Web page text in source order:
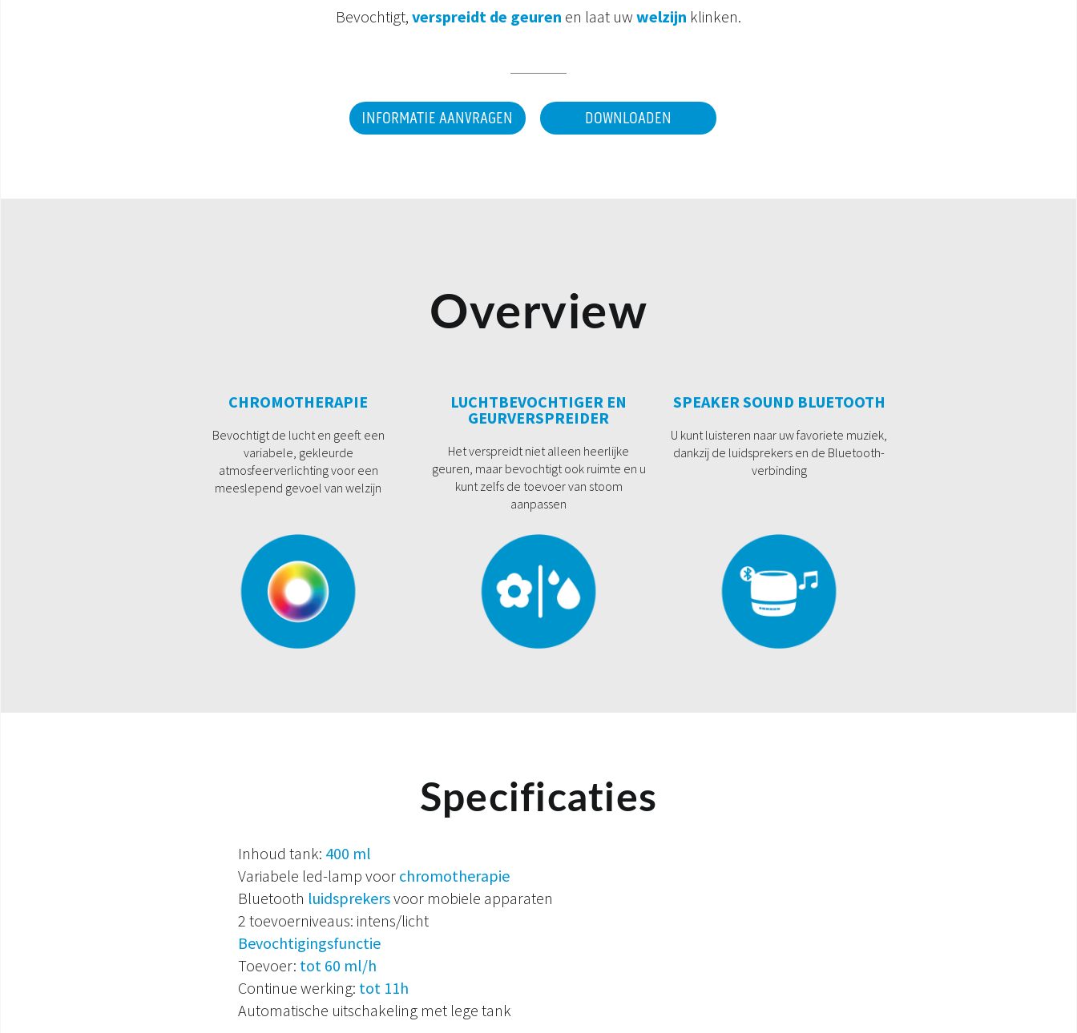
Bevochtigt, verspreidt de geuren en laat uw welzijn klinken.
INFORMATIE AANVRAGEN DOWNLOADEN
Overview
CHROMOTHERAPIE
Bevochtigt de lucht en geeft een
variabele, gekleurde
atmosfeerverlichting voor een
meeslepend gevoel van welzijn
LUCHTBEVOCHTIGER EN
GEURVERSPREIDER
Het verspreidt niet alleen heerlijke
geuren, maar bevochtigt ook ruimte en u
kunt zelfs de toevoer van stoom
aanpassen
SPEAKER SOUND BLUETOOTH
U kunt luisteren naar uw favoriete muziek,
dankzij de luidsprekers en de Bluetooth-
verbinding
Specificaties
Inhoud tank: 400 ml
Variabele led-lamp voor chromotherapie
Bluetooth luidsprekersvoor mobiele apparaten
2 toevoerniveaus: intens/licht
Bevochtigingsfunctie
Toevoer: tot 60 ml/h
Continue werking: tot 11h
Automatische uitschakeling met lege tank